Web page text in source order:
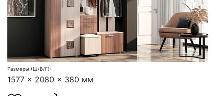
Размеры (Ш/В/Г):
1577 x 2080 x 380 мм